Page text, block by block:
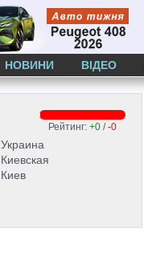
НОВИНИ ВІДЕО
Рейтинг: +0 /-0
Украина
Киевская
Киев